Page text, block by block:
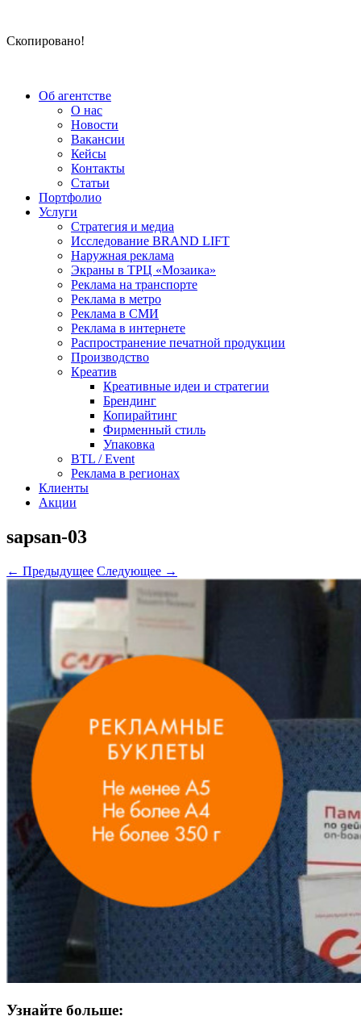
Скопировано!
Об агентстве
О нас
Новости
Вакансии
Кейсы
Контакты
Статьи
Портфолио
Услуги
Стратегия и медиа
Исследование BRAND LIFT
Наружная реклама
Экраны в ТРЦ «Мозаика»
Реклама на транспорте
Реклама в метро
Реклама в СМИ
Реклама в интернете
Распространение печатной продукции
Производство
Креатив
Креативные идеи и стратегии
Брендинг
Копирайтинг
Фирменный стиль
Упаковка
BTL / Event
Реклама в регионах
Клиенты
Акции
sapsan-03
← Предыдущее Следующее →
Узнайте больше: